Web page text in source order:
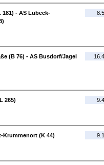
- AS Lübeck-
(B 76) - AS Busdorf/Jagel
265)
Krummenort (K 44)